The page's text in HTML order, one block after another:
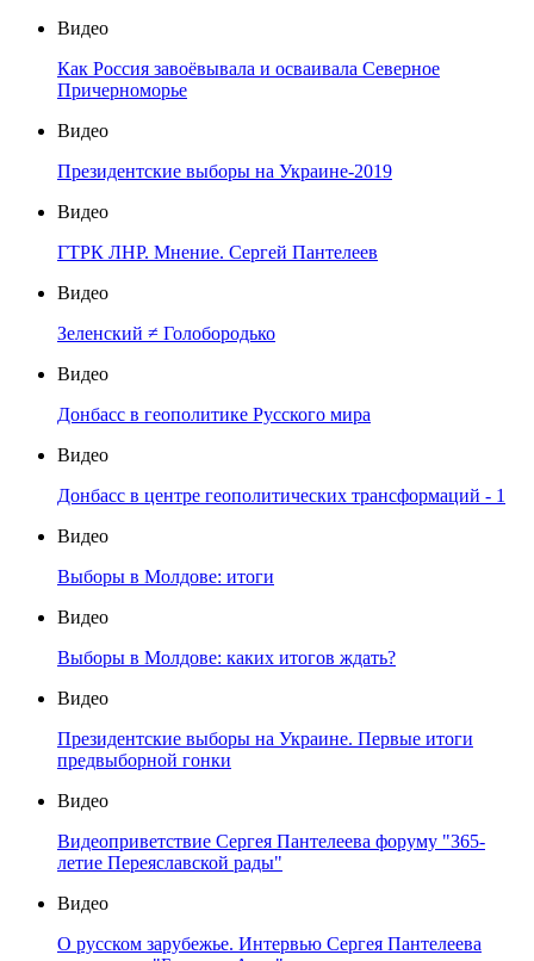
Видео
Как Россия завоёвывала и осваивала Северное
Причерноморье
Видео
Президентские выборы на Украине-2019
Видео
ГТРК ЛНР. Мнение. Сергей Пантелеев
Видео
Зеленский ≠ Голобородько
Видео
Донбасс в геополитике Русского мира
Видео
Донбасс в центре геополитических трансформаций - 1
Видео
Выборы в Молдове: итоги
Видео
Выборы в Молдове: каких итогов ждать?
Видео
Президентские выборы на Украине. Первые итоги
предвыборной гонки
Видео
Видеоприветствие Сергея Пантелеева форуму "365-
летие Переяславской рады"
Видео
О русском зарубежье. Интервью Сергея Пантелеева